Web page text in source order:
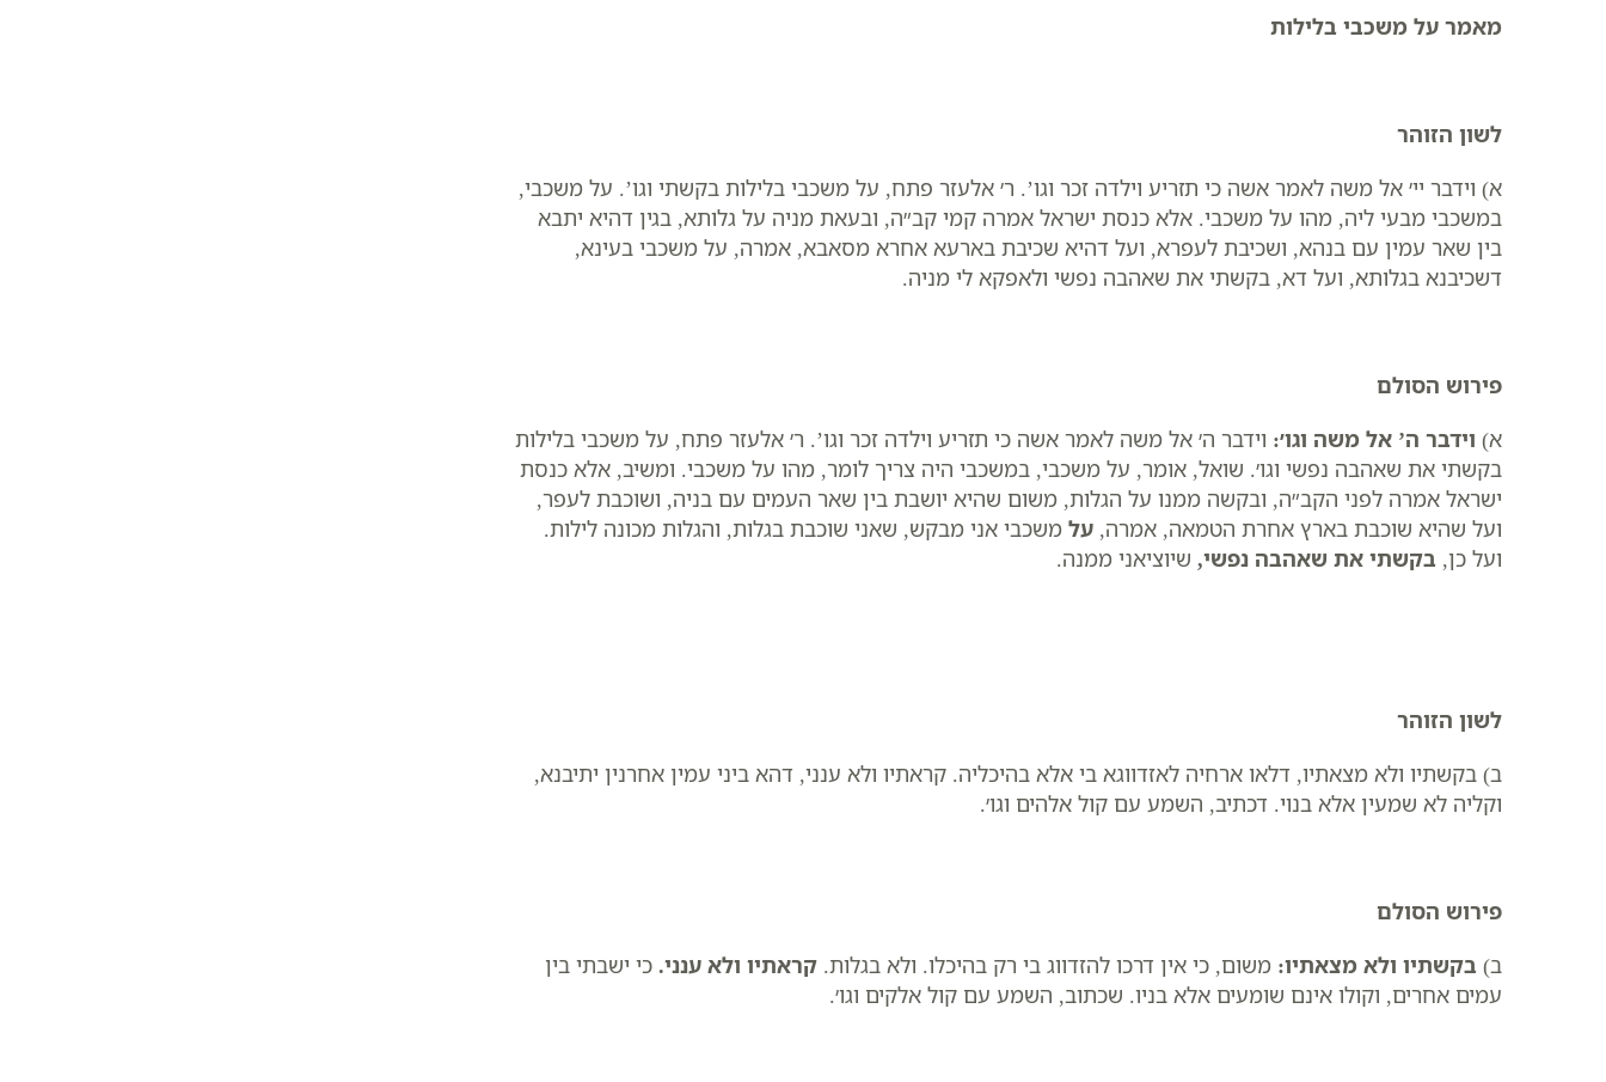
מאמר על משכבי בלילות
לשון הזוהר
א) וידבר יי׳ אל משה לאמר אשה כי תזריע וילדה זכר וגו’. ר׳ אלעזר פתח, על משכבי בלילות בקשתי וגו’. על משכבי,
במשכבי מבעי ליה, מהו על משכבי. אלא כנסת ישראל אמרה קמי קב״ה, ובעאת מניה על גלותא, בגין דהיא יתבא
בין שאר עמין עם בנהא, ושכיבת לעפרא, ועל דהיא שכיבת בארעא אחרא מסאבא, אמרה, על משכבי בעינא,
דשכיבנא בגלותא, ועל דא, בקשתי את שאהבה נפשי ולאפקא לי מניה.
פירוש הסולם
א) וידבר ה’ אל משה וגו׳: ​וידבר ה׳ אל משה לאמר ​אשה כי תזריע וילדה זכר וגו’. ר׳ אלעזר פתח, ​על משכבי בלילות
בקשתי את שאהבה נפשי וגו׳. שואל, אומר, על משכבי, במשכבי היה צריך לומר, מהו על משכבי. ומשיב, אלא כנסת
ישראל אמרה לפני הקב״ה, ובקשה ממנו על הגלות, משום שהיא יושבת בין שאר העמים עם בניה, ושוכבת לעפר,
ועל שהיא שוכבת בארץ אחרת הטמאה, אמרה, על משכבי אני מבקש, שאני שוכבת בגלות, והגלות מכונה לילות.
ועל כן, בקשתי את שאהבה נפשי, שיוציאני ממנה.
לשון הזוהר
ב) בקשתיו ולא מצאתיו, דלאו ארחיה לאזדווגא בי אלא בהיכליה. קראתיו ולא ענני, דהא ביני עמין אחרנין יתיבנא,
וקליה לא שמעין אלא בנוי. דכתיב, השמע עם קול אלהים וגו׳.
פירוש הסולם
ב) ​ בקשתיו ולא מצאתיו: משום, כי אין דרכו להזדווג בי רק בהיכלו. ולא בגלות. ​ קראתיו ולא ענני. כי ישבתי בין
עמים אחרים, וקולו אינם שומעים אלא בניו. שכתוב, ​השמע עם קול אלקים וגו׳.